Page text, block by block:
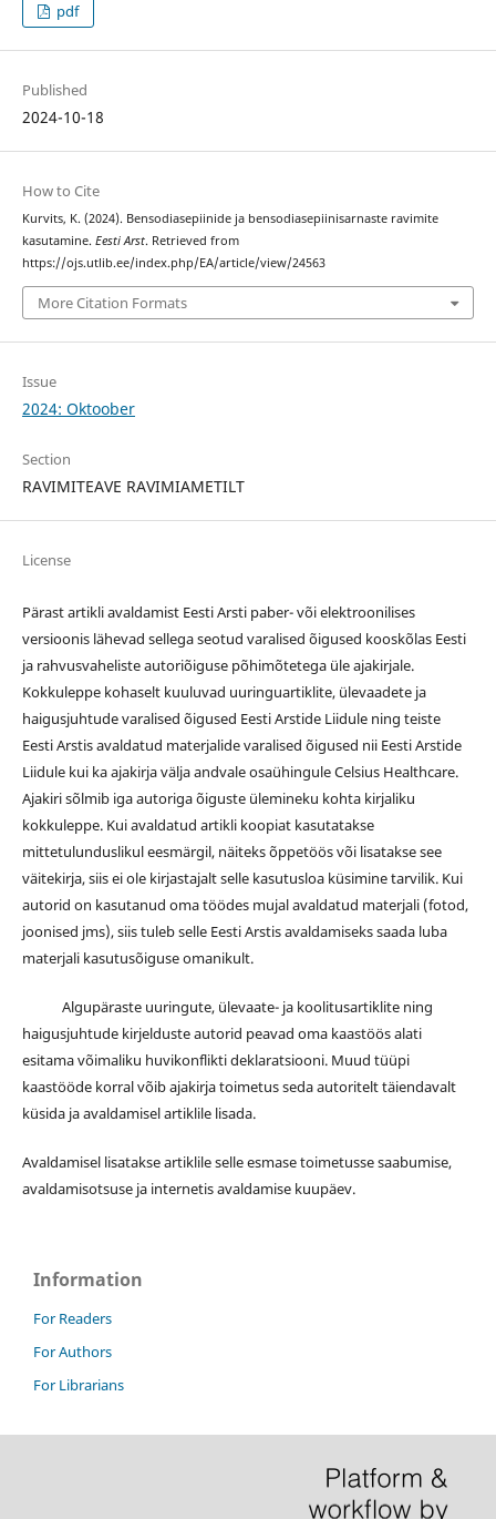
pdf
Published
2024-10-18
How to Cite
Kurvits, K. (2024). Bensodiasepiinide ja bensodiasepiinisarnaste ravimite
kasutamine. Eesti Arst. Retrieved from
https://ojs.utlib.ee/index.php/EA/article/view/24563
More Citation Formats
Issue
2024: Oktoober
Section
RAVIMITEAVE RAVIMIAMETILT
License
Pärast artikli avaldamist Eesti Arsti paber- või elektroonilises
versioonis lähevad sellega seotud varalised õigused kooskõlas Eesti
ja rahvusvaheliste autoriõiguse põhimõtetega üle ajakirjale.
Kokkuleppe kohaselt kuuluvad uuringuartiklite, ülevaadete ja
haigusjuhtude varalised õigused Eesti Arstide Liidule ning teiste
Eesti Arstis avaldatud materjalide varalised õigused nii Eesti Arstide
Liidule kui ka ajakirja välja andvale osaühingule Celsius Healthcare.
Ajakiri sõlmib iga autoriga õiguste ülemineku kohta kirjaliku
kokkuleppe. Kui avaldatud artikli koopiat kasutatakse
mittetulunduslikul eesmärgil, näiteks õppetöös või lisatakse see
väitekirja, siis ei ole kirjastajalt selle kasutusloa küsimine tarvilik. Kui
autorid on kasutanud oma töödes mujal avaldatud materjali (fotod,
joonised jms), siis tuleb selle Eesti Arstis avaldamiseks saada luba
materjali kasutusõiguse omanikult.
Algupäraste uuringute, ülevaate- ja koolitusartiklite ning
haigusjuhtude kirjelduste autorid peavad oma kaastöös alati
esitama võimaliku huvikonflikti deklaratsiooni. Muud tüüpi
kaastööde korral võib ajakirja toimetus seda autoritelt täiendavalt
küsida ja avaldamisel artiklile lisada.
Avaldamisel lisatakse artiklile selle esmase toimetusse saabumise,
avaldamisotsuse ja internetis avaldamise kuupäev.
Information
For Readers
For Authors
For Librarians